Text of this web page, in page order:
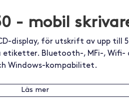
- mobil
display, för utskrift av upp till
Bluetooth-, MFi-, Wifi-
Windows-kompabilitet.
Läs mer